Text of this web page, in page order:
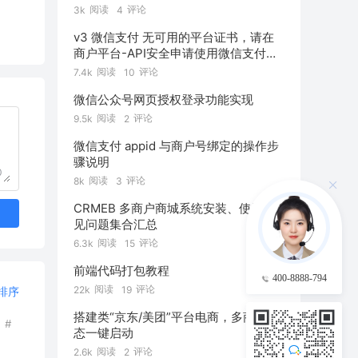
序
#
3k 阅读 4 评论
v3 微信支付 无可用的平台证书，请在
商户平台-API安全申请使用微信支付公
钥
7.4k 阅读 10 评论
微信公众号网页授权登录功能实现
9.5k 阅读 2 评论
微信支付 appid 与商户号绑定的操作步
骤说明
8k 阅读 3 评论
CRMEB 多商户商城系统安装、使用常
见问题集合汇总
6.3k 阅读 15 评论
前端代码打包教程
22k 阅读 19 评论
搭建类“京东/美团”平台电商，多商户生
态一键启动
2.6k 阅读 2 评论
400-8888-794